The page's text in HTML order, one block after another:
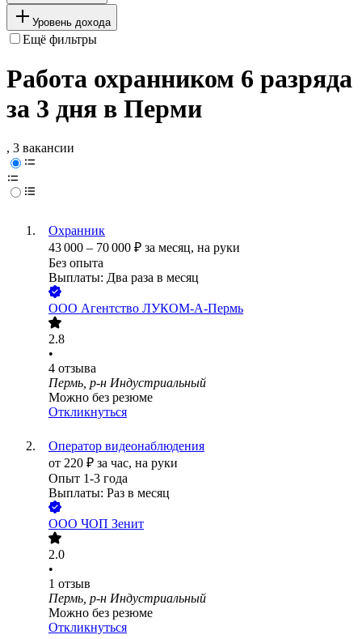
Уровень дохода
Ещё фильтры
Работа охранником 6 разряда
за 3 дня в Перми
, 3 вакансии
Охранник
43 000 – 70 000 ₽ за месяц, на руки
Без опыта
Выплаты: Два раза в месяц
ООО Агентство ЛУКОМ-А-Пермь
2.8
•
4 отзыва
Пермь, р-н Индустриальный
Можно без резюме
Откликнуться
Оператор видеонаблюдения
от 220 ₽ за час, на руки
Опыт 1-3 года
Выплаты: Раз в месяц
ООО ЧОП Зенит
2.0
•
1 отзыв
Пермь, р-н Индустриальный
Можно без резюме
Откликнуться